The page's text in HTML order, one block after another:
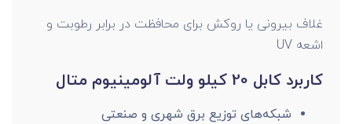
غلاف بیرونی یا روکش برای محافظت در برابر رطوبت و
اشعه UV
کاربرد کابل 20 کیلو ولت آلومینیوم متال
شبکه‌های توزیع برق شهری و صنعتی